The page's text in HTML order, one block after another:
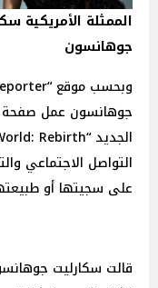
الممثلة الأمريكية
جوهانسون
جوهانسون عمل صفحة
التواصل الاجتماعي
على سجيتها أو